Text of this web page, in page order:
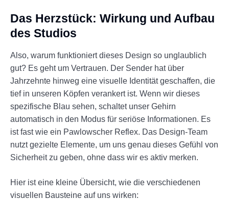
Das Herzstück: Wirkung und Aufbau
des Studios
Also, warum funktioniert dieses Design so unglaublich
gut? Es geht um Vertrauen. Der Sender hat über
Jahrzehnte hinweg eine visuelle Identität geschaffen, die
tief in unseren Köpfen verankert ist. Wenn wir dieses
spezifische Blau sehen, schaltet unser Gehirn
automatisch in den Modus für seriöse Informationen. Es
ist fast wie ein Pawlowscher Reflex. Das Design-Team
nutzt gezielte Elemente, um uns genau dieses Gefühl von
Sicherheit zu geben, ohne dass wir es aktiv merken.
Hier ist eine kleine Übersicht, wie die verschiedenen
visuellen Bausteine auf uns wirken: